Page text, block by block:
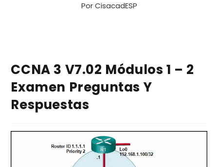
PorCisacadESP
CCNA 3 V7.02 Módulos 1 – 2
Examen Preguntas Y
Respuestas